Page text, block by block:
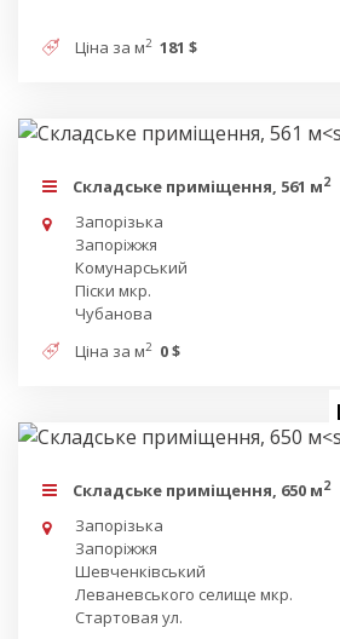
Ціна за м2 181 $
Складське приміщення, 561 м2
Запорізька
Запоріжжя
Комунарський
Піски мкр.
Чубанова
Ціна за м2 0 $
Складське приміщення, 650 м2
Запорізька
Запоріжжя
Шевченківський
Леваневського селище мкр.
Стартовая ул.